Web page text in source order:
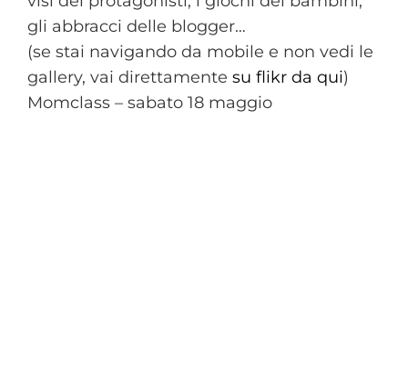
gli abbracci delle blogger…
(se stai navigando da mobile e non vedi le
gallery, vai direttamente su flikr da qui)
Momclass – sabato 18 maggio